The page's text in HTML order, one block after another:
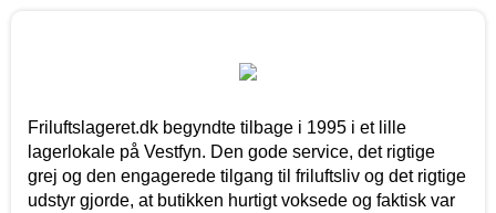
Friluftslageret.dk begyndte tilbage i 1995 i et lille
lagerlokale på Vestfyn. Den gode service, det rigtige
grej og den engagerede tilgang til friluftsliv og det rigtige
udstyr gjorde, at butikken hurtigt voksede og faktisk var